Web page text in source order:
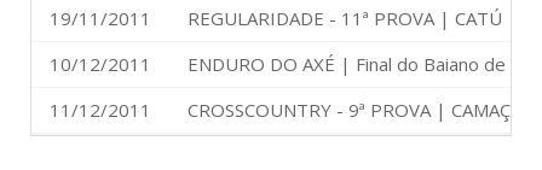
19/11/2011
REGULARIDADE - 11ª PROVA | CATÚ
10/12/2011
ENDURO DO AXÉ | Final do Baiano de
11/12/2011
CROSSCOUNTRY - 9ª PROVA | CAMAÇARI